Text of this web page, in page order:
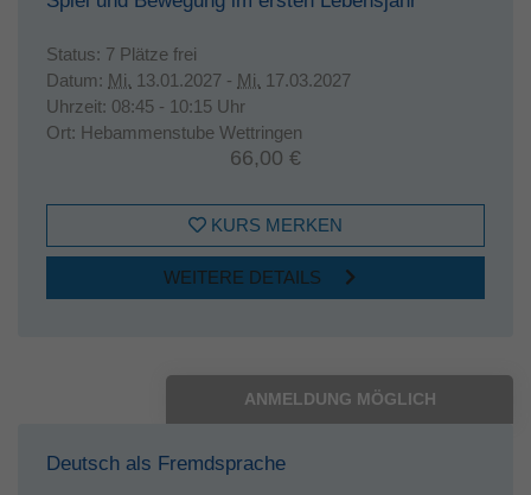
Status: 7 Plätze frei
Datum: Mi. 13.01.2027 - Mi. 17.03.2027
Uhrzeit: 08:45 - 10:15 Uhr
Ort: Hebammenstube Wettringen
66,00 €
KURS MERKEN
WEITERE DETAILS
ANMELDUNG MÖGLICH
Deutsch als Fremdsprache